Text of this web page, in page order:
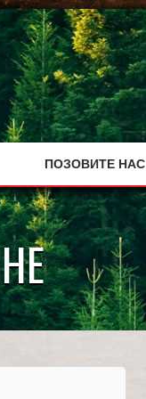
ПОЗОВИТЕ НАС